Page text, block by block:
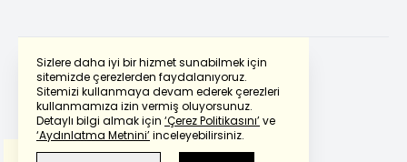
Sizlere daha iyi bir hizmet sunabilmek için
sitemizde çerezlerden faydalanıyoruz.
Sitemizi kullanmaya devam ederek çerezleri
kullanmamıza izin vermiş oluyorsunuz.
Detaylı bilgi almak için ‘Çerez Politikasını’ve
‘Aydınlatma Metnini’inceleyebilirsiniz.
Powered by Translate
Bu çevirideGoogle Transletekullanılmıştır.